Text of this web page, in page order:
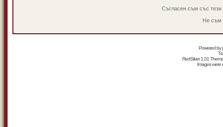
Съгласен съм със
Не съм
Powered by
RedSilver 1.01
Images were